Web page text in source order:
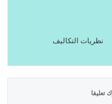
نظريات التكاليف
تعليقا